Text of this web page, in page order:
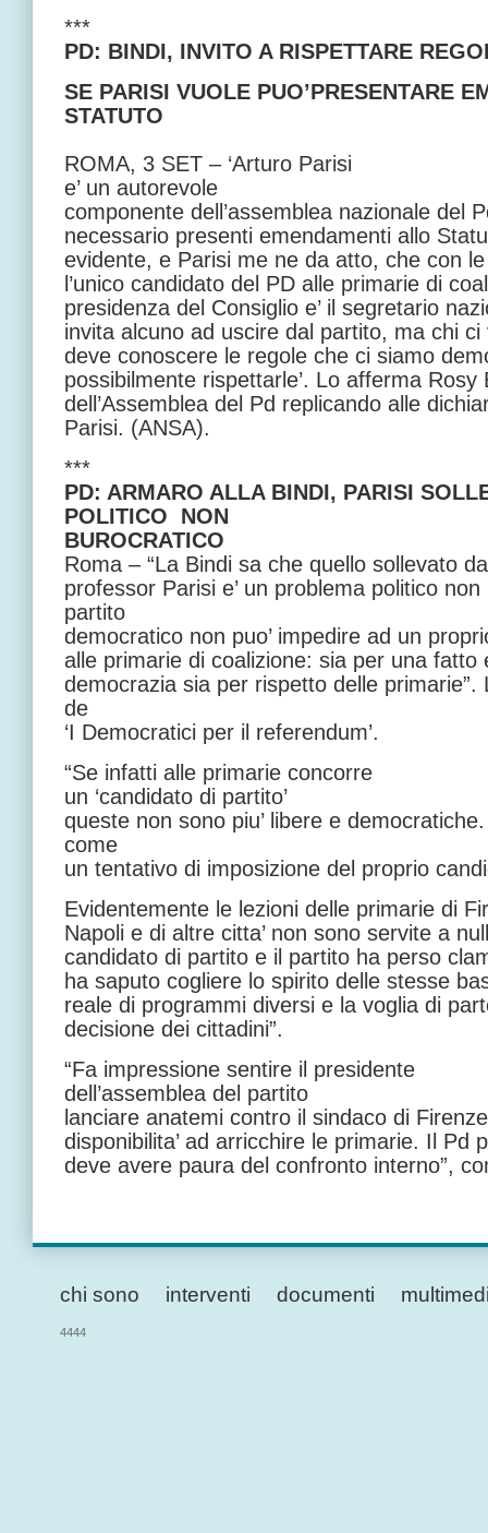
***
PD: BINDI, INVITO A RISPETTARE
SE PARISI VUOLE PUO’PRESENTARE
STATUTO
ROMA, 3 SET – ‘Arturo Parisi
e’ un autorevole
componente dell’assemblea nazionale del
necessario presenti emendamenti allo
evidente, e Parisi me ne da atto, che con
l’unico candidato del PD alle primarie di
presidenza del Consiglio e’ il segretario
invita alcuno ad uscire dal partito, ma chi
deve conoscere le regole che ci siamo
possibilmente rispettarle’. Lo afferma Rosy
dell’Assemblea del Pd replicando alle
Parisi. (ANSA).
***
PD: ARMARO ALLA BINDI, PARISI
POLITICO NON
BUROCRATICO
Roma – “La Bindi sa che quello sollevato
professor Parisi e’ un problema politico
partito
democratico non puo’ impedire ad un
alle primarie di coalizione: sia per una fatto
democrazia sia per rispetto delle primarie”.
de
‘I Democratici per il referendum’.
“Se infatti alle primarie concorre
un ‘candidato di partito’
queste non sono piu’ libere e
come
un tentativo di imposizione del proprio
Evidentemente le lezioni delle primarie di
Napoli e di altre citta’ non sono servite a
candidato di partito e il partito ha perso
ha saputo cogliere lo spirito delle stesse
reale di programmi diversi e la voglia di
decisione dei cittadini”.
“Fa impressione sentire il presidente
dell’assemblea del partito
lanciare anatemi contro il sindaco di
disponibilita’ ad arricchire le primarie. Il Pd
deve avere paura del confronto interno”,
chi sono interventi documenti
4444